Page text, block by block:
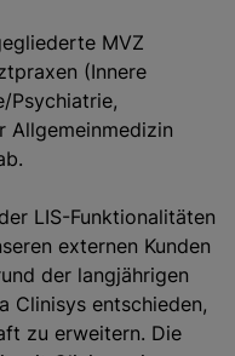
MVZ
(Innere
Psychiatrie,
Allgemeinmedizin
LIS-Funktionalitäten
externen Kunden
der langjährigen
Clinisys entschieden,
zu erweitern. Die